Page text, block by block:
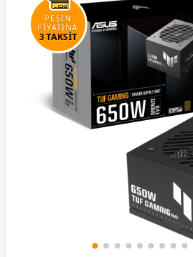
PEŞİN
FİYATINA
3 TAKSİT